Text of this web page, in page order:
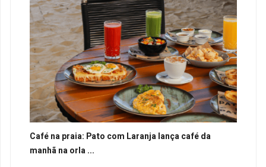
Café na praia: Pato com Laranja lança café da
manhã na orla ...